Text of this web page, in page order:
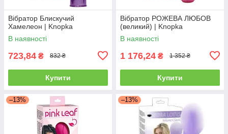
Вібратор Блискучий
Хамелеон | Knopka
В наявності
723,84 ₴ 832 ₴
Купити
Вібратор РОЖЕВА ЛЮБОВ
(великий) | Knopka
В наявності
1 176,24 ₴ 1 352 ₴
Купити
–13% –13%